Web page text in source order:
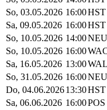
So, 03.05.2026 16:00HST
Sa, 09.05.2026 16:00HST
So, 10.05.2026 14:00NEU
So, 10.05.2026 16:00
Sa, 16.05.2026 13:00WAL
So, 31.05.2026 16:00NEU
Do, 04.06.202613:30HST
Sa, 06.06.2026 16:00POS